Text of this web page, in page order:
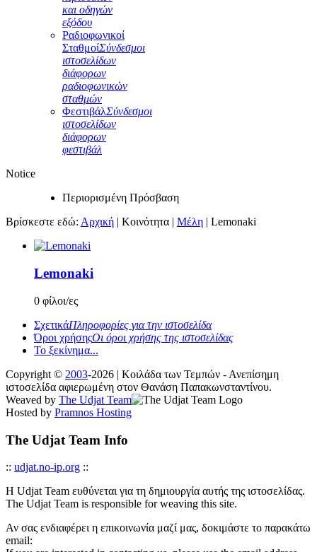
και οδηγών
εξόδου
Ραδιοφωνικοί
ΣταθμοίΣύνδεσμοι
ιστοσελίδων
διάφορων
ραδιοφωνικών
σταθμών
ΦεστιβάλΣύνδεσμοι
ιστοσελίδων
διάφορων
φεστιβάλ
Notice
Περιορισμένη Πρόσβαση
Βρίσκεστε εδώ: Αρχική | Κοινότητα | Μέλη | Lemonaki
Lemonaki
0 φίλοι/ες
ΣχετικάΠληροφορίες για την ιστοσελίδα
Όροι χρήσηςΟι όροι χρήσης της ιστοσελίδας
Το ξεκίνημα...
Copyright © 2003-2026 | Κοιλάδα των Τεμπών - Ανεπίσημη
ιστοσελίδα αφιερωμένη στον Θανάση Παπακωνσταντίνου.
Weaved by The Udjat Team
Hosted by Pramnos Hosting
The Udjat Team Info
:: udjat.no-ip.org ::
Η Udjat Team ευθύνεται για τη δημιουργία αυτής της ιστοσελίδας.
The Udjat Team is responsible for weaving this site.
Αν σας ενδιαφέρει η επικοινωνία μαζί μας, δοκιμάστε το παρακάτω
email: